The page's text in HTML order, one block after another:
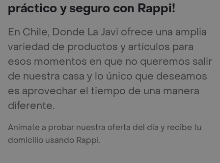
práctico y seguro con Rappi!
En Chile, Donde La Javi ofrece una amplia
variedad de productos y artículos para
esos momentos en que no queremos salir
de nuestra casa y lo único que deseamos
es aprovechar el tiempo de una manera
diferente.
Anímate a probar nuestra oferta del día y recibe tu
domicilio usando Rappi.